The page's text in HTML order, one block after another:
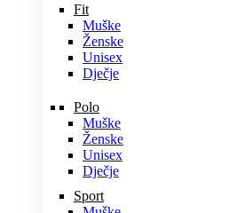
Fit
Muške
Ženske
Unisex
Dječje
Polo
Muške
Ženske
Unisex
Dječje
Sport